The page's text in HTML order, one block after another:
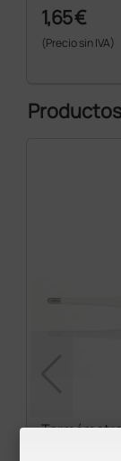
1,65 €
(Precio sin IVA)